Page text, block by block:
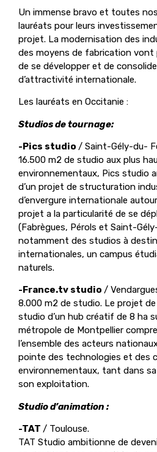
Un immense bravo et toutes
lauréats pour leurs
projet. La modernisation des
des moyens de fabrication
de se développer et de
d’attractivité internationale.
Les lauréats en Occitanie :
Studios de tournage:
-Pics studio / Saint-Gély-du-
16.500 m2 de studio aux plus
environnementaux, Pics studio
d’un projet de structuration
d’envergure internationale
projet a la particularité de se
(Fabrègues, Pérols et Saint-
notamment des studios à
internationales, un campus
naturels.
-France.tv studio /
8.000 m2 de studio. Le projet
studio d’un hub créatif de 8 ha
métropole de Montpellier
l’ensemble des acteurs
pointe des technologies et des
environnementaux, tant dans
son exploitation.
Studio d’animation :
-TAT / Toulouse.
TAT Studio ambitionne de